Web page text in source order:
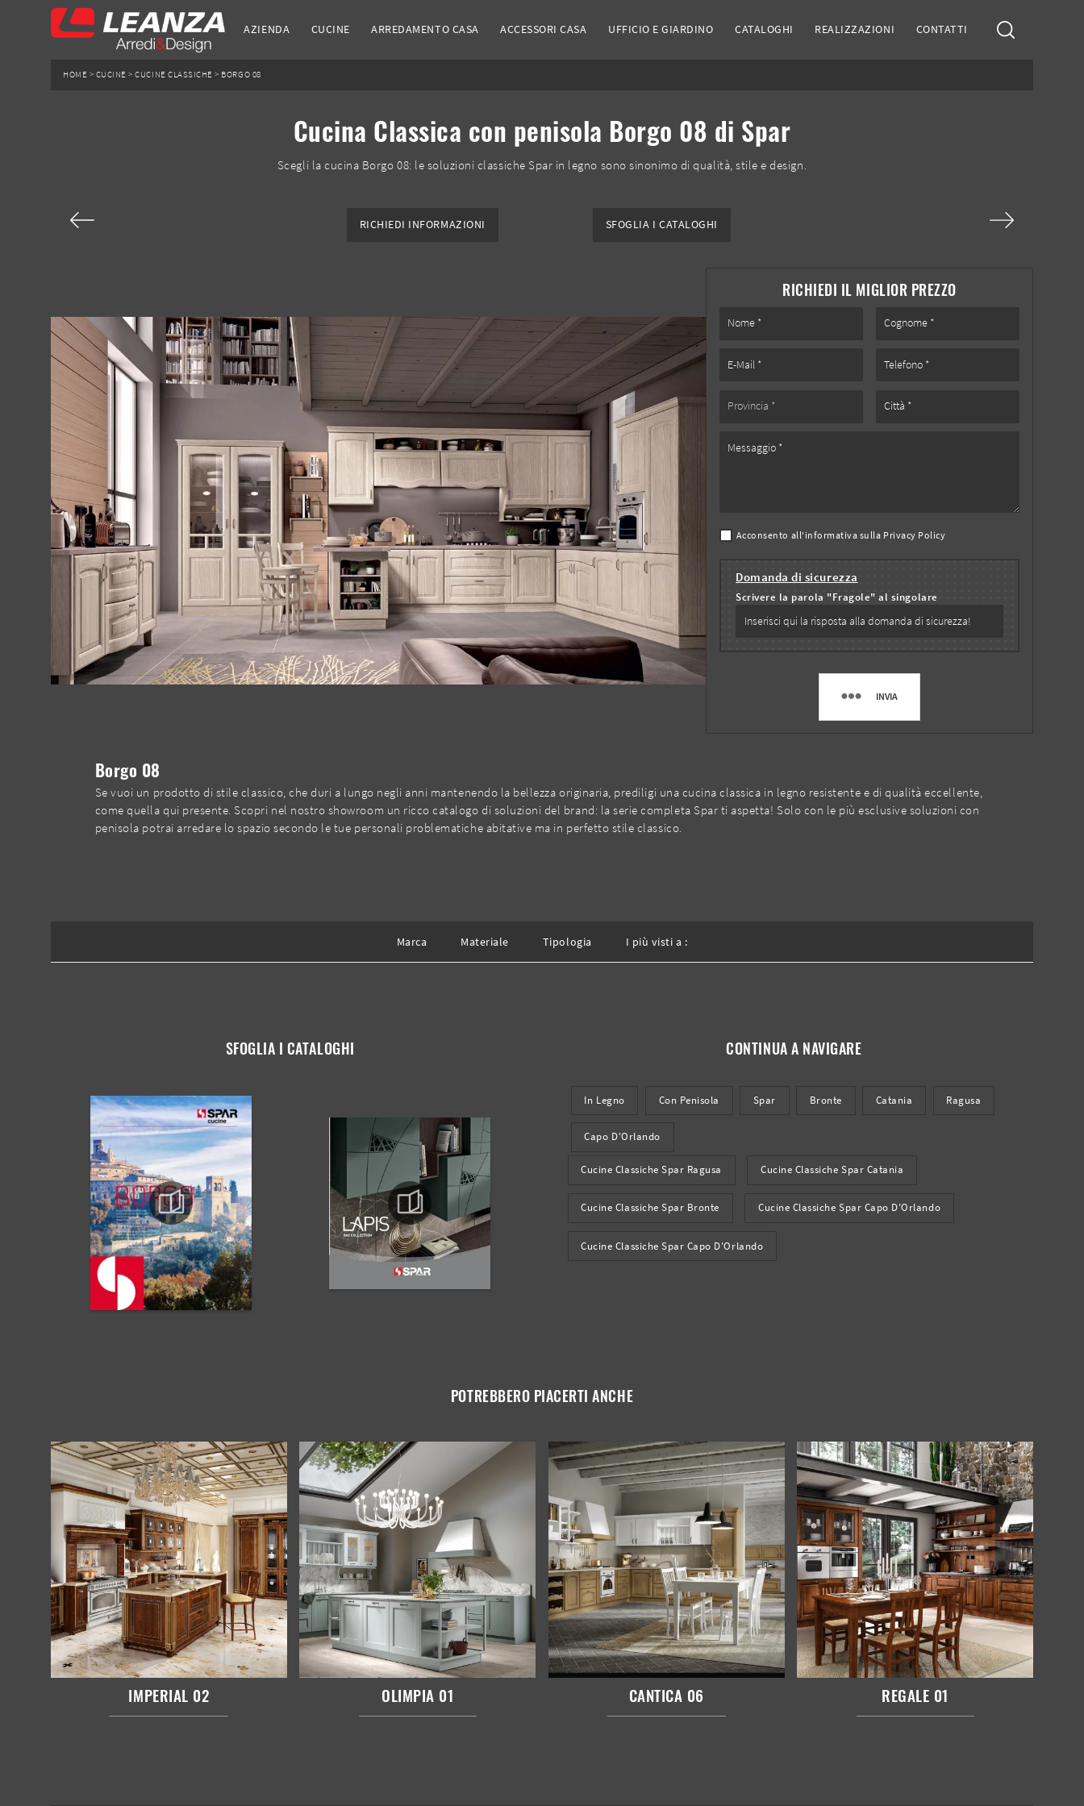
AZIENDA CUCINE ARREDAMENTO CASA ACCESSORI CASA UFFICIO E GIARDINO CATALOGHI REALIZZAZIONI CONTATTI
HOME > CUCINE >CUCINE CLASSICHE > BORGO 08
Cucina Classica con penisola Borgo 08 di Spar
Scegli la cucina Borgo 08: le soluzioni classiche Spar in legno sono sinonimo di qualità, stile e design.
RICHIEDI INFORMAZIONI SFOGLIA I CATALOGHI
RICHIEDI IL MIGLIOR PREZZO
Acconsento all'informativa sulla Privacy Policy
Domanda di sicurezza
Scrivere la parola "Fragole" al singolare
INVIA
Borgo 08
Se vuoi un prodotto di stile classico, che duri a lungo negli anni mantenendo la bellezza originaria, prediligi una cucina classica in legno resistente e di qualità eccellente,
come quella qui presente. Scopri nel nostro showroom un ricco catalogo di soluzioni del brand: la serie completa Spar ti aspetta! Solo con le più esclusive soluzioni con
penisola potrai arredare lo spazio secondo le tue personali problematiche abitative ma in perfetto stile classico.
Marca Materiale Tipologia I più visti a :
SFOGLIA I CATALOGHI CONTINUA A NAVIGARE
In Legno Con Penisola Spar Bronte Catania Ragusa
Capo D'Orlando
Cucine Classiche Spar Ragusa Cucine Classiche Spar Catania
Cucine Classiche Spar Bronte Cucine Classiche Spar Capo D'Orlando
Cucine Classiche Spar Capo D'Orlando
POTREBBERO PIACERTI ANCHE
IMPERIAL 02 OLIMPIA 01 CANTICA 06 REGALE 01